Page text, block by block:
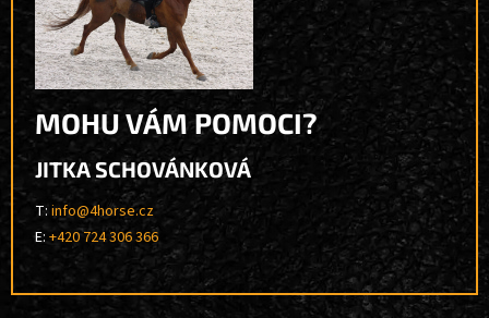
MOHU VÁM POMOCI?
JITKA SCHOVÁNKOVÁ
T: info@4horse.cz
E: +420 724 306 366